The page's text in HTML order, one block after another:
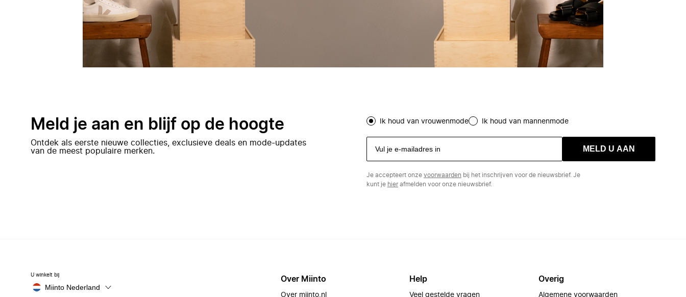
Meld je aan en blijf op de hoogte
Ontdek als eerste nieuwe collecties, exclusieve deals en mode-updates
van de meest populaire merken.
Ik houd van vrouwenmode Ik houd van mannenmode
MELD U AAN
Je accepteert onze voorwaarden bij het inschrijven voor de nieuwsbrief. Je
kunt je hierafmelden voor onze nieuwsbrief.
U winkelt bij
Miinto Nederland
Over Miinto
Over miinto.nl
Help
Veel gestelde vragen
Overig
Algemene voorwaarden